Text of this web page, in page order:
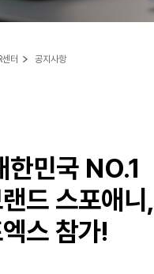
센터 공지사항
민국 NO.1
드 스포애니,
스 참가!